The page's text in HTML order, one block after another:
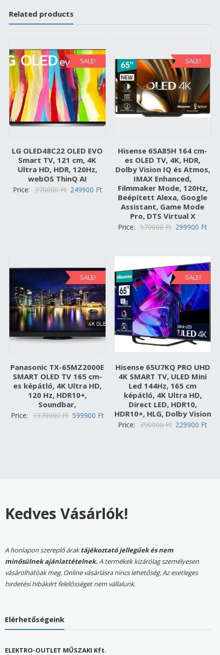
Related products
SALE!
LG OLED48C22 OLED EVO
Smart TV, 121 cm, 4K
Ultra HD, HDR, 120Hz,
webOS ThinQ AI
Price: 370000Ft Original
249900 FtCurrent
249900 Ft.
SALE!
Hisense 65A85H 164 cm-
es OLED TV, 4K, HDR,
Dolby Vision IQ és Atmos,
IMAX Enhanced,
Filmmaker Mode, 120Hz,
Beépített Alexa, Google
Assistant, Game Mode
Pro, DTS Virtual X
Price: 570000Ft Original
570000 Ft.
299900 Ft
SALE!
Panasonic TX-65MZ2000E
SMART OLED TV 165 cm-
es képátló, 4K Ultra HD,
120 Hz, HDR10+,
Soundbar,
Price: 1370000Ft Original
599900 FtCurrent
price
SALE!
Hisense 65U7KQ PRO UHD
4K SMART TV, ULED Mini
Led 144Hz, 165 cm
képátló, 4K Ultra HD,
Direct LED, HDR10,
HDR10+, HLG, Dolby Vision
Price: 390000Ft Original
229900 Ft
Kedves Vásárlók!
A honlapon szereplő áraktájékoztató jellegűek és nem
minősülnek ajánlattételnek.A termékek kizárólag személyesen
vásárolhatóak meg. Online vásárlásra nincs lehetőség. Az esetleges
hirdetési hibákért felelősséget nem vállalunk.
Elérhetőségeink
ELEKTRO-OUTLET MŰSZAKI Kft.